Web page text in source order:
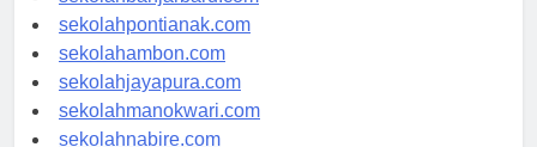
sekolahbanjarbaru.com
sekolahpontianak.com
sekolahambon.com
sekolahjayapura.com
sekolahmanokwari.com